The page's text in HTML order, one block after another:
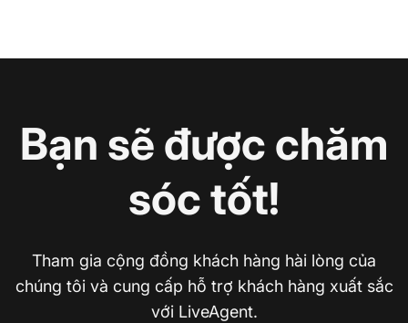
Bạn sẽ được chăm
sóc tốt!
Tham gia cộng đồng khách hàng hài lòng của
chúng tôi và cung cấp hỗ trợ khách hàng xuất sắc
với LiveAgent.